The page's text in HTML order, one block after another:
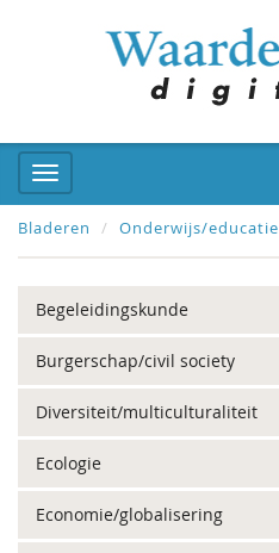
Bladeren Onderwijs/educatie
Begeleidingskunde
Burgerschap/civil society
Diversiteit/multiculturaliteit
Ecologie
Economie/globalisering